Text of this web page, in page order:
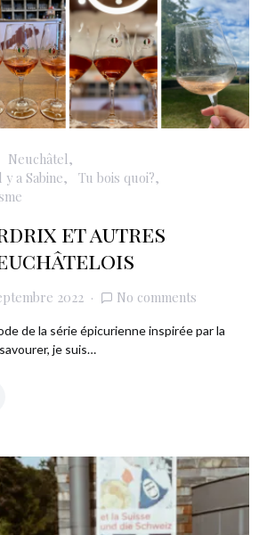
Neuchâtel
a Sabine
Tu bois quoi?
et autres
2022 No comments
de la série épicurienne inspirée par la
je suis…